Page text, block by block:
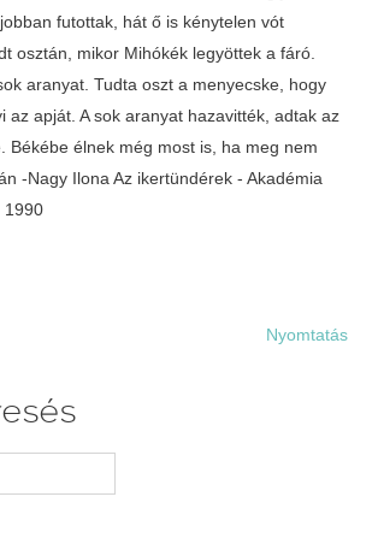
futottak, hát ő is kénytelen vót
osztán, mikor Mihókék legyöttek a fáró.
aranyat. Tudta oszt a menyecske, hogy
az apját. A sok aranyat hazavitték, adtak az
Békébe élnek még most is, ha meg nem
-Nagy Ilona Az ikertündérek - Akadémia
1990
Nyomtatás